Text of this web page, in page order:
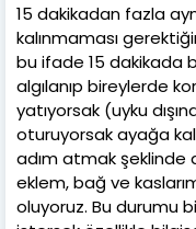
15 dakikadan fazla
kalınmaması
bu ifade 15 dakikada
algılanıp bireylerde
yatıyorsak (uyku
oturuyorsak ayağa
adım atmak şeklinde
eklem, bağ ve
oluyoruz. Bu durumu